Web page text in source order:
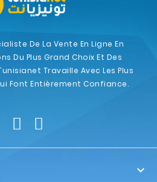
De La Vente En Ligne En
Du Plus Grand Choix Et Des
Travaille Avec Les Plus
Font Entièrement Confiance.
